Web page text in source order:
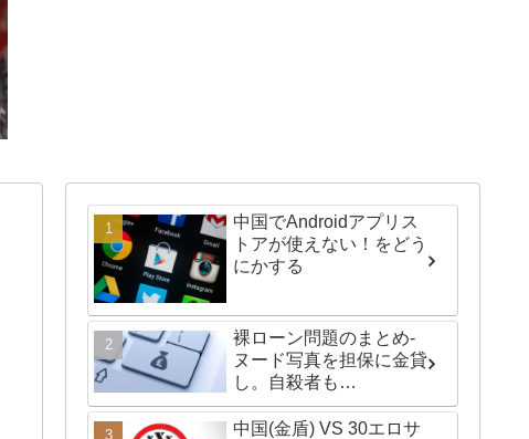
中国でAndroidアプリス
トアが使えない！をどう
にかする
裸ローン問題のまとめ-
ヌード写真を担保に金貸
し。自殺者も…
中国(金盾) VS 30エロサ